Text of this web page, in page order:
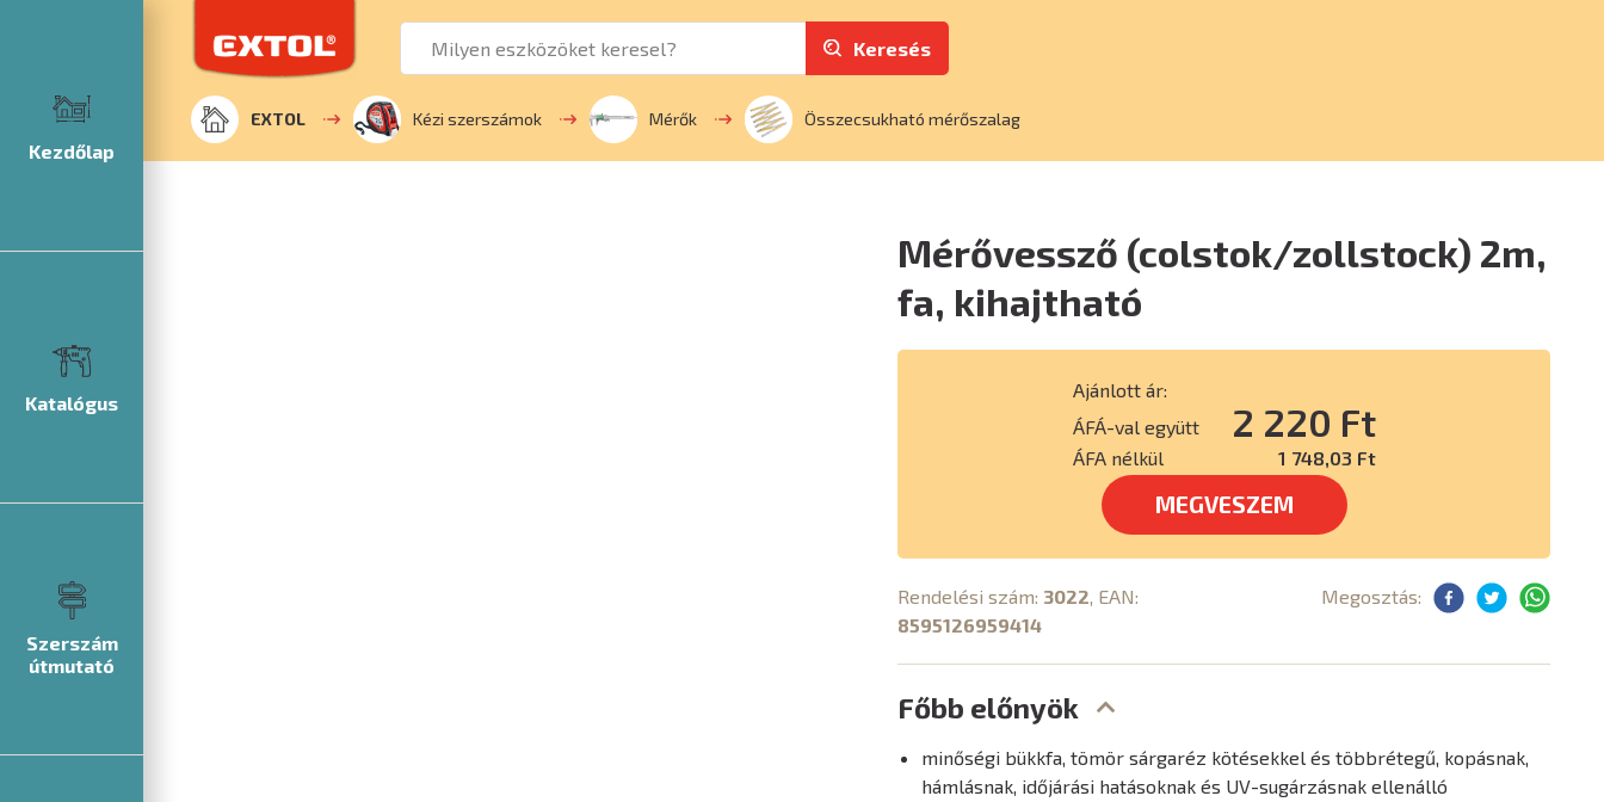
Kezdőlap
Katalógus
Szerszám
útmutató
Keresés
EXTOL Kézi szerszámok Mérők Összecsukható mérőszalag
Mérővessző (colstok/zollstock) 2m,
fa, kihajtható
Ajánlott ár:
ÁFÁ-val együtt
2 220 Ft
ÁFA nélkül 1 748,03 Ft
MEGVESZEM
Rendelési szám: 3022, EAN:
8595126959414
Megosztás:
Főbb előnyök
minőségi bükkfa, tömör sárgaréz kötésekkel és többrétegű, kopásnak,
hámlásnak, időjárási hatásoknak és UV-sugárzásnak ellenálló